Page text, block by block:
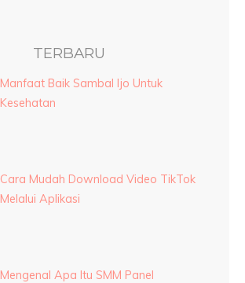
TERBARU
Manfaat Baik Sambal Ijo Untuk
Kesehatan
Cara Mudah Download Video TikTok
Melalui Aplikasi
Mengenal Apa Itu SMM Panel